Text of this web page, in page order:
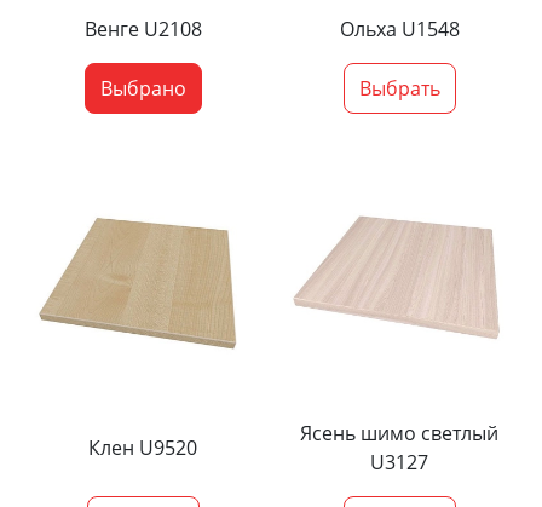
Венге U2108
Выбрано
Ольха U1548
Выбрать
Клен U9520
Ясень шимо светлый
U3127